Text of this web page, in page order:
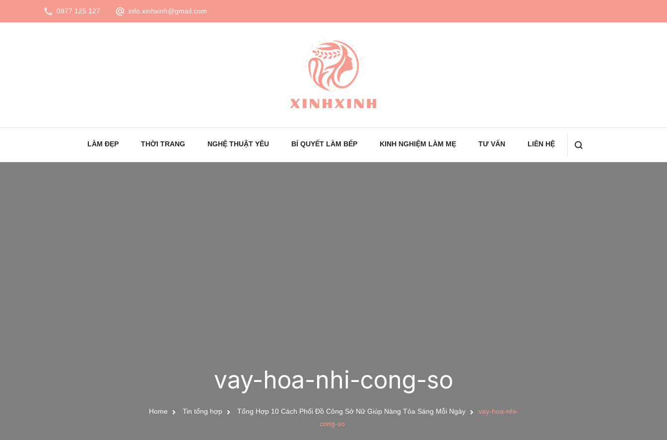
0977 125 127 info.xinhxinh@gmail.com
XinhXinh
Trang tin tức cho phái đẹp
LÀM ĐẸP THỜI TRANG NGHỆ THUẬT YÊU BÍ QUYẾT LÀM BẾP KINH NGHIỆM LÀM MẸ TƯ VẤN LIÊN HỆ
vay-hoa-nhi-cong-so
Home Tin tổng hợp Tổng Hợp 10 Cách Phối Đồ Công Sở Nữ Giúp Nàng Tỏa Sáng Mỗi Ngày
vay-hoa-nhi-
cong-so